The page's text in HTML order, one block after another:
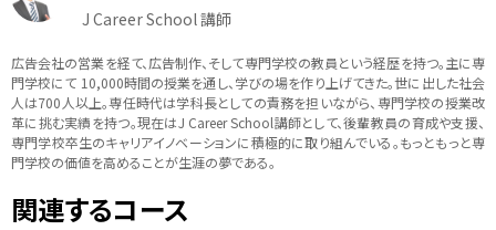
J Career School 講師
広告会社の営業を経て、広告制作、そして専門学校の教員という経歴を持つ。主に専
門学校にて 10,000時間の授業を通し、学びの場を作り上げてきた。世に出した社会
人は700人以上。専任時代は学科長としての責務を担いながら、専門学校の授業改
革に挑む実績を持つ。現在はJ Career School講師として、後輩教員の育成や支援、
専門学校卒生のキャリアイノベーションに積極的に取り組んでいる。もっともっと専
門学校の価値を高めることが生涯の夢である。
関連するコース